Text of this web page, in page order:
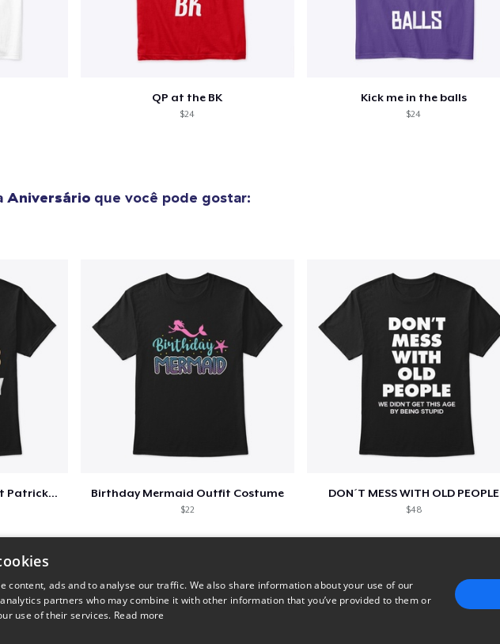
QP at the BK
$24
Kick me in the balls
$24
Aniversário que você pode gostar:
Beer Me Its My Birthday St Patricks Day Birthday Mermaid Outfit Costume
$22
DON´T MESS WITH OLD PEOPLE
$48
content, ads and to analyse our traffic. We also share information about your use of our
partners who may combine it with other information that you’ve provided to them or
use of their services. Read more